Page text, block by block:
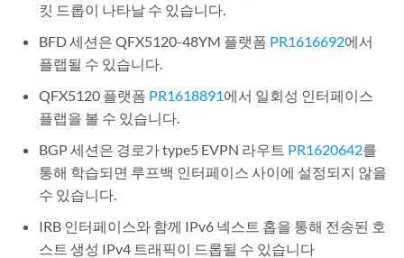
킷 드롭이 나타날 수 있습니다.
BFD 세션은 QFX5120-48YM 플랫폼 PR1616692에서
플랩될 수 있습니다.
QFX5120 플랫폼 PR1618891에서 일회성 인터페이스
플랩을 볼 수 있습니다.
BGP 세션은 경로가 type5 EVPN 라우트 PR1620642를
통해 학습되면 루프백 인터페이스 사이에 설정되지 않을
수 있습니다.
IRB 인터페이스와 함께 IPv6 넥스트 홉을 통해 전송된 호
스트 생성 IPv4 트래픽이 드롭될 수 있습니다